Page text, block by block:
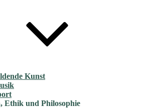
Kunst
Ethik und Philosophie